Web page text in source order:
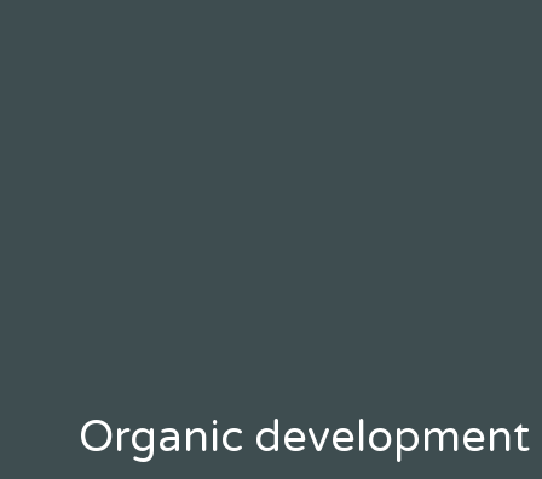
Organic development